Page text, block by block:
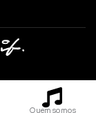
Quem somos